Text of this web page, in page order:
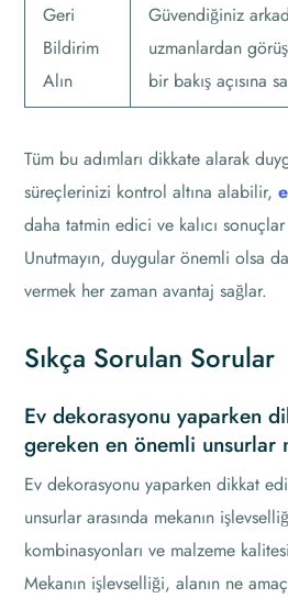
Geri
Bildirim
Alın
Güvendiğiniz
uzmanlardan
bir bakış açısına
Tüm bu adımları dikkate alarak
süreçlerinizi kontrol altına alabilir,
daha tatmin edici ve kalıcı
Unutmayın, duygular önemli olsa
vermek her zaman avantaj sağlar.
Sıkça Sorulan Sorular
Ev dekorasyonu yaparken
gereken en önemli unsurlar
Ev dekorasyonu yaparken dikkat
unsurlar arasında mekanın
kombinasyonları ve malzeme
Mekanın işlevselliği, alanın ne